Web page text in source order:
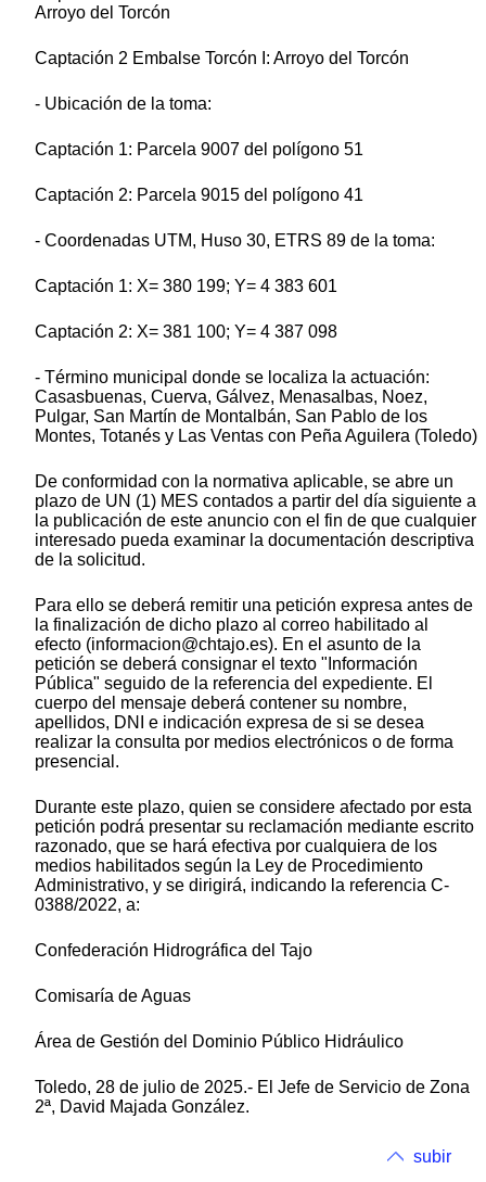
Arroyo del Torcón
Captación 2 Embalse Torcón I: Arroyo del Torcón
- Ubicación de la toma:
Captación 1: Parcela 9007 del polígono 51
Captación 2: Parcela 9015 del polígono 41
- Coordenadas UTM, Huso 30, ETRS 89 de la toma:
Captación 1: X= 380 199; Y= 4 383 601
Captación 2: X= 381 100; Y= 4 387 098
- Término municipal donde se localiza la actuación:
Casasbuenas, Cuerva, Gálvez, Menasalbas, Noez,
Pulgar, San Martín de Montalbán, San Pablo de los
Montes, Totanés y Las Ventas con Peña Aguilera (Toledo)
De conformidad con la normativa aplicable, se abre un
plazo de UN (1) MES contados a partir del día siguiente a
la publicación de este anuncio con el fin de que cualquier
interesado pueda examinar la documentación descriptiva
de la solicitud.
Para ello se deberá remitir una petición expresa antes de
la finalización de dicho plazo al correo habilitado al
efecto (informacion@chtajo.es). En el asunto de la
petición se deberá consignar el texto "Información
Pública" seguido de la referencia del expediente. El
cuerpo del mensaje deberá contener su nombre,
apellidos, DNI e indicación expresa de si se desea
realizar la consulta por medios electrónicos o de forma
presencial.
Durante este plazo, quien se considere afectado por esta
petición podrá presentar su reclamación mediante escrito
razonado, que se hará efectiva por cualquiera de los
medios habilitados según la Ley de Procedimiento
Administrativo, y se dirigirá, indicando la referencia C-
0388/2022, a:
Confederación Hidrográfica del Tajo
Comisaría de Aguas
Área de Gestión del Dominio Público Hidráulico
Toledo, 28 de julio de 2025.- El Jefe de Servicio de Zona
2ª, David Majada González.
subir